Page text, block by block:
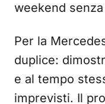
weekend senza
Per la
duplice:
e al tempo
imprevisti. Il